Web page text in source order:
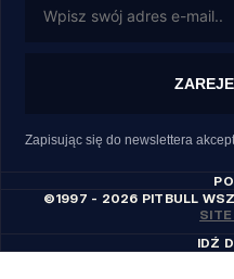
Zapisując się do newslettera
©1997 - 2026 PITBULL
IDŹ